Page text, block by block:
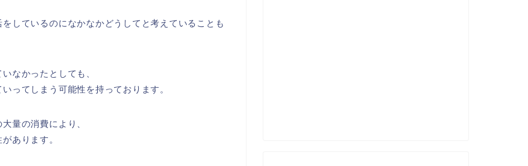
しているのになかなかどうしてと考えていることも
なかったとしても、
ってしまう可能性を持っております。
量の消費により、
あります。